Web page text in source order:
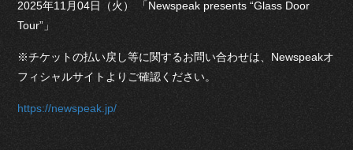
2025年11月04日（火） 「Newspeak presents “Glass Door
Tour”」
※チケットの払い戻し等に関するお問い合わせは、Newspeakオ
フィシャルサイトよりご確認ください。
https://newspeak.jp/